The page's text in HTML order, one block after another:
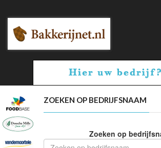
ZOEKEN OP BEDRIJFSNAAM
Zoeken op